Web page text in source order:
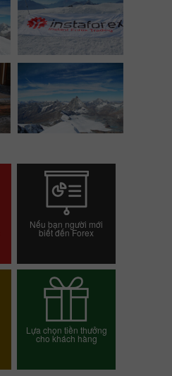
Nếu bạn người mới
biết đến Forex
Mở tài khoản demo
Lựa chọn tiền thưởng
cho khách hàng